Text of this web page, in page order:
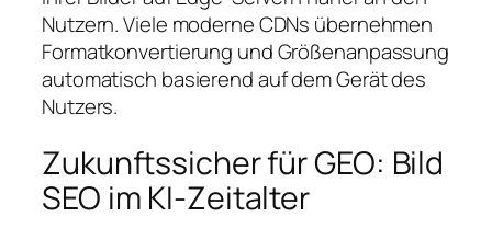
Nutzern. Viele moderne CDNs übernehmen
Formatkonvertierung und Größenanpassung
automatisch basierend auf dem Gerät des
Nutzers.
Zukunftssicher für GEO: Bild
SEO im KI-Zeitalter